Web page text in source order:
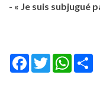
- « Je suis subjugué
Facebook
Twitter